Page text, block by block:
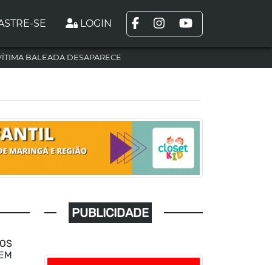
SE LOGIN
BALEADA DESAPARECE
PUBLICIDADE